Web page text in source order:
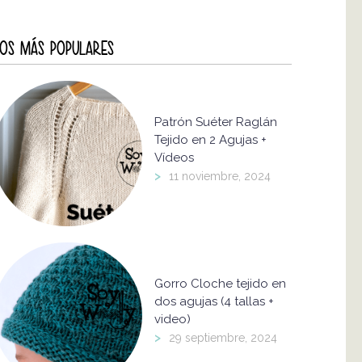
MÁS POPULARES
Patrón Suéter Raglán
Tejido en 2 Agujas +
Vídeos
> 11 noviembre, 2024
Gorro Cloche tejido en
dos agujas (4 tallas +
video)
> 29 septiembre, 2024